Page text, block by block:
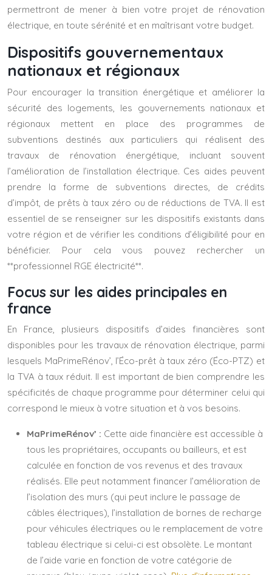
permettront de mener à bien votre projet de rénovation
électrique, en toute sérénité et en maîtrisant votre budget.
Dispositifs gouvernementaux
nationaux et régionaux
Pour encourager la transition énergétique et améliorer la
sécurité des logements, les gouvernements nationaux et
régionaux mettent en place des programmes de
subventions destinés aux particuliers qui réalisent des
travaux de rénovation énergétique, incluant souvent
l’amélioration de l’installation électrique. Ces aides peuvent
prendre la forme de subventions directes, de crédits
d’impôt, de prêts à taux zéro ou de réductions de TVA. Il est
essentiel de se renseigner sur les dispositifs existants dans
votre région et de vérifier les conditions d’éligibilité pour en
bénéficier. Pour cela vous pouvez rechercher un
**professionnel RGE électricité**.
Focus sur les aides principales en
france
En France, plusieurs dispositifs d’aides financières sont
disponibles pour les travaux de rénovation électrique, parmi
lesquels MaPrimeRénov’, l’Éco-prêt à taux zéro (Éco-PTZ) et
la TVA à taux réduit. Il est important de bien comprendre les
spécificités de chaque programme pour déterminer celui qui
correspond le mieux à votre situation et à vos besoins.
MaPrimeRénov’ : Cette aide financière est accessible à
tous les propriétaires, occupants ou bailleurs, et est
calculée en fonction de vos revenus et des travaux
réalisés. Elle peut notamment financer l’amélioration de
l’isolation des murs (qui peut inclure le passage de
câbles électriques), l’installation de bornes de recharge
pour véhicules électriques ou le remplacement de votre
tableau électrique si celui-ci est obsolète. Le montant
de l’aide varie en fonction de votre catégorie de